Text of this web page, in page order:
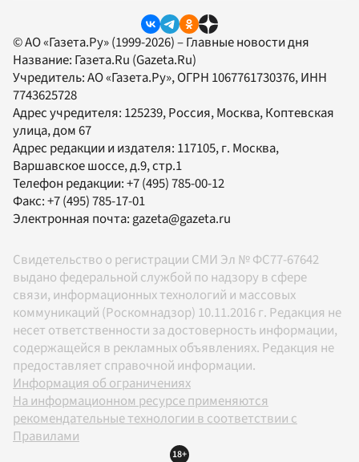
© АО «Газета.Ру» (1999-2026) – Главные новости дня
Название: Газета.Ru (Gazeta.Ru)
Учредитель:АО «Газета.Ру», ОГРН 1067761730376, ИНН
7743625728
Адрес учредителя: 125239, Россия, Москва, Коптевская
улица, дом 67
Адрес редакции и издателя: 117105, г. Москва,
Варшавское шоссе, д.9, стр.1
Телефон редакции:+7 (495) 785-00-12
Факс:+7 (495) 785-17-01
Электронная почта:gazeta@gazeta.ru
Свидетельство о регистрации СМИ Эл № ФС77-67642
выдано федеральной службой по надзору в сфере
связи, информационных технологий и массовых
коммуникаций (Роскомнадзор) 10.11.2016 г. Редакция не
несет ответственности за достоверность информации,
содержащейся в рекламных объявлениях. Редакция не
предоставляет справочной информации.
Информация об ограничениях
На информационном ресурсе применяются
рекомендательные технологии в соответствии с
Правилами
18+